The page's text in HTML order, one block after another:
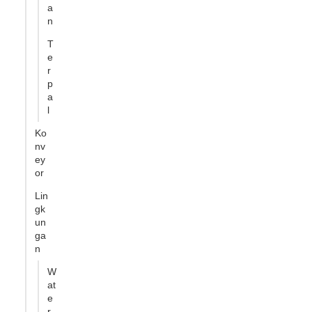
a
n
T
e
r
p
a
l
Ko
nv
ey
or
Lin
gk
un
ga
n
W
at
e